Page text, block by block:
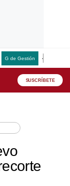
G de Gestión
SUSCRÍBETE